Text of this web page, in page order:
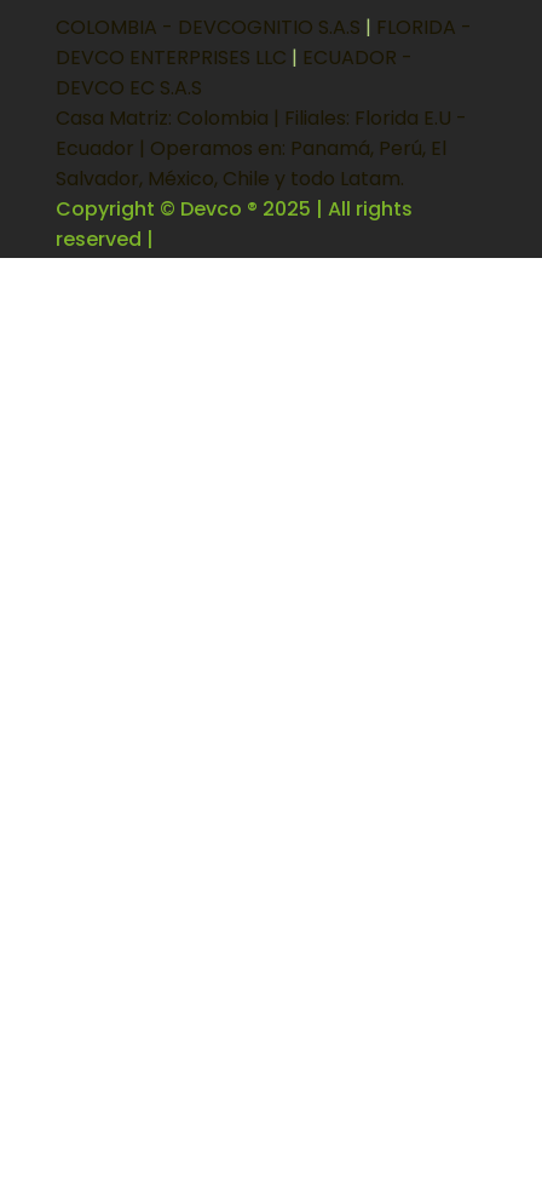
COLOMBIA - DEVCOGNITIO S.A.S | FLORIDA -
DEVCO ENTERPRISES LLC | ECUADOR -
DEVCO EC S.A.S
Casa Matriz: Colombia | Filiales: Florida E.U -
Ecuador | Operamos en: Panamá, Perú, El
Salvador, México, Chile y todo Latam.
Copyright © Devco ® 2025 | All rights
reserved |